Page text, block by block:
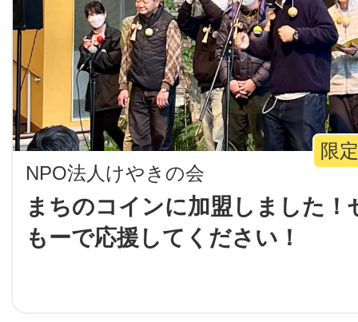
NPO法人けやきの会
まちのコインに加盟しました！
もーで応援してください！
限
X
LINE
SMS
加盟スポットに
地域に導入を